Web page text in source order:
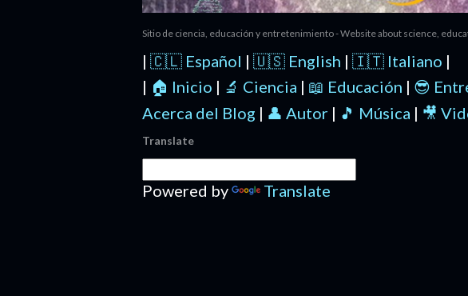
Sitio de ciencia, educación y entretenimiento - Website about science,
| 🇨🇱 Español | 🇺🇸 English | 🇮🇹 Italiano |
| 🏠 Inicio | 🔬 Ciencia | 📖 Educación | 😎
Acerca del Blog | 👤 Autor | 🎵 Música | 🎥
Translate
Powered by Translate